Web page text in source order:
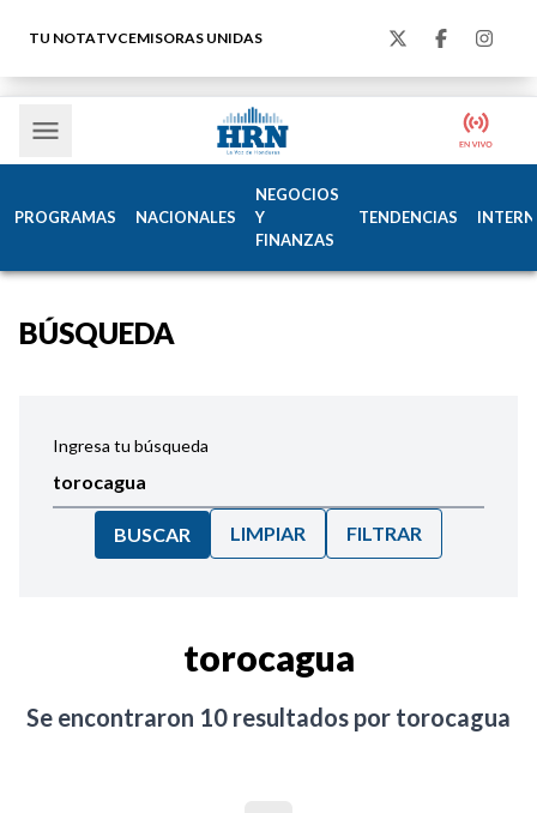
TU NOTATVCEMISORAS UNIDAS
PROGRAMAS NACIONALES
NEGOCIOS
Y
FINANZAS
TENDENCIAS
BÚSQUEDA
Ingresa tu búsqueda
BUSCAR LIMPIAR FILTRAR
torocagua
Se encontraron 10 resultados por torocagua